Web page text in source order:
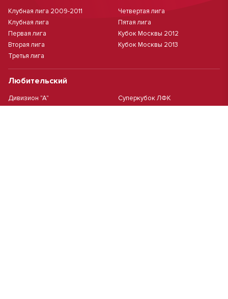
Клубная лига 2009-2011
Клубная лига
Первая лига
Вторая лига
Третья лига
Четвертая лига
Пятая лига
Кубок Москвы 2012
Кубок Москвы 2013
Любительский
Дивизион "А"
Суперкубок ЛФК